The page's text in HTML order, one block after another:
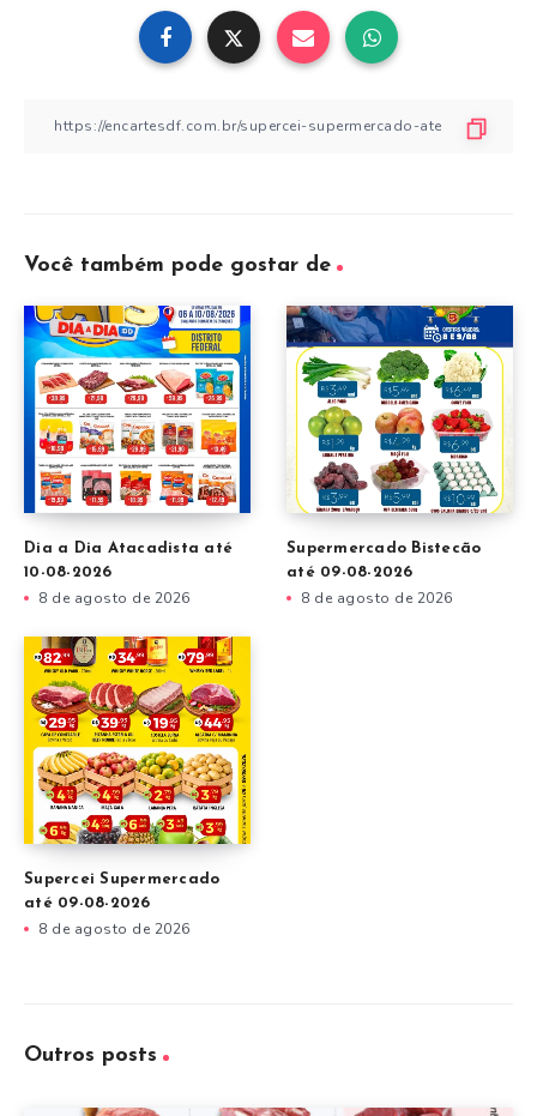
Você também pode gostar de
Dia a Dia Atacadista até
10-08-2026
8 de agosto de 2026
Supermercado Bistecão
até 09-08-2026
8 de agosto de 2026
Supercei Supermercado
até 09-08-2026
8 de agosto de 2026
Outros posts